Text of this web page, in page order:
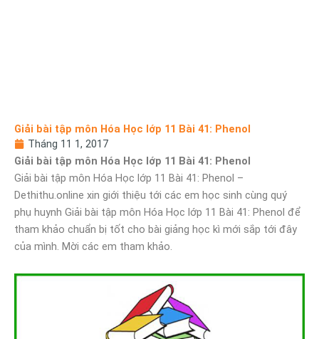
Giải bài tập môn Hóa Học lớp 11 Bài 41: Phenol
Tháng 11 1, 2017
Giải bài tập môn Hóa Học lớp 11 Bài 41: Phenol
Giải bài tập môn Hóa Học lớp 11 Bài 41: Phenol –
Dethithu.online xin giới thiệu tới các em học sinh cùng quý
phụ huynh Giải bài tập môn Hóa Học lớp 11 Bài 41: Phenol để
tham khảo chuẩn bị tốt cho bài giảng học kì mới sắp tới đây
của mình. Mời các em tham khảo.